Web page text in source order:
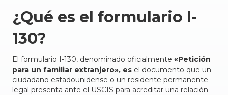
¿Qué es el formulario I-
130?
El formulario I-130, denominado oficialmente «Petición
para un familiar extranjero», es el documento que un
ciudadano estadounidense o un residente permanente
legal presenta ante el USCIS para acreditar una relación